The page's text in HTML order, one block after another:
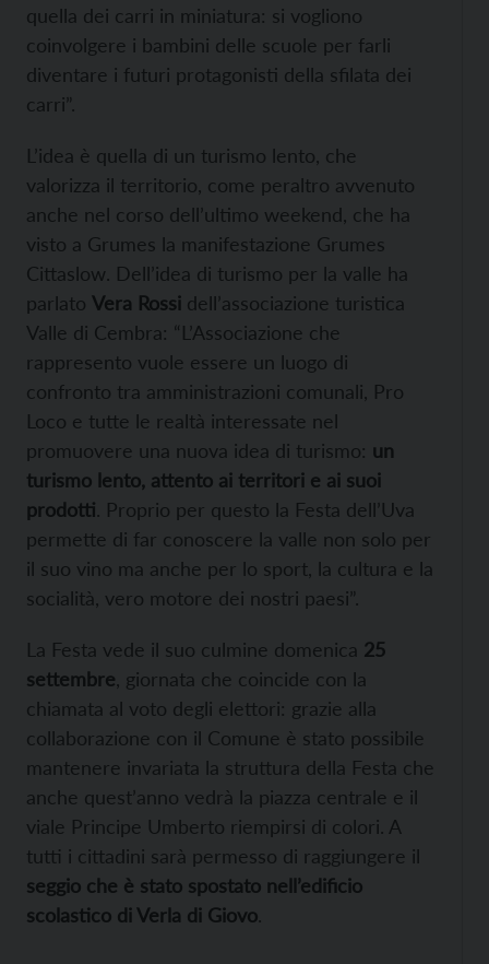
quella dei carri in miniatura: si vogliono
coinvolgere i bambini delle scuole per farli
diventare i futuri protagonisti della sfilata dei
carri”.
L’idea è quella di un turismo lento, che
valorizza il territorio, come peraltro avvenuto
anche nel corso dell’ultimo weekend, che ha
visto a Grumes la manifestazione Grumes
Cittaslow. Dell’idea di turismo per la valle ha
parlato Vera Rossi dell’associazione turistica
Valle di Cembra: “L’Associazione che
rappresento vuole essere un luogo di
confronto tra amministrazioni comunali, Pro
Loco e tutte le realtà interessate nel
promuovere una nuova idea di turismo: un
turismo lento, attento ai territori e ai suoi
prodotti. Proprio per questo la Festa dell’Uva
permette di far conoscere la valle non solo per
il suo vino ma anche per lo sport, la cultura e la
socialità, vero motore dei nostri paesi”.
La Festa vede il suo culmine domenica 25
settembre , giornata che coincide con la
chiamata al voto degli elettori: grazie alla
collaborazione con il Comune è stato possibile
mantenere invariata la struttura della Festa che
anche quest’anno vedrà la piazza centrale e il
viale Principe Umberto riempirsi di colori. A
tutti i cittadini sarà permesso di raggiungere il
seggio che è stato spostato nell’edificio
scolastico di Verla di Giovo.